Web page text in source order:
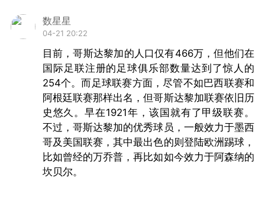
2015年的足坛反贪风暴中，涉及的足球官员
有很多，其中也包括了国际足联的一些官员，像
爱德华多·李一样被禁足的还有原国际足联主席布
（头图），后者与原欧足联主席普拉蒂尼从
2015年开始被禁止参与所有与足球相关的活动。
也同是在今日，前国际足联主席布拉特表
他确实曾被美国司法部的律师约见，但他并
不是足球贪腐案中的嫌疑犯
数星星
04-21 20:22
目前，哥斯达黎加的人口仅有466万，但他们在
国际足联注册的足球俱乐部数量达到了惊人的
254个。而足球联赛方面，尽管不如巴西联赛和
阿根廷联赛那样出名，但哥斯达黎加联赛依旧历
史悠久。早在1921年，该国就有了甲级联赛。
不过，哥斯达黎加的优秀球员，一般效力于墨西
哥及美国联赛，其中最出色的则登陆欧洲踢球，
比如曾经的万乔普，再比如如今效力于阿森纳的
坎贝尔。